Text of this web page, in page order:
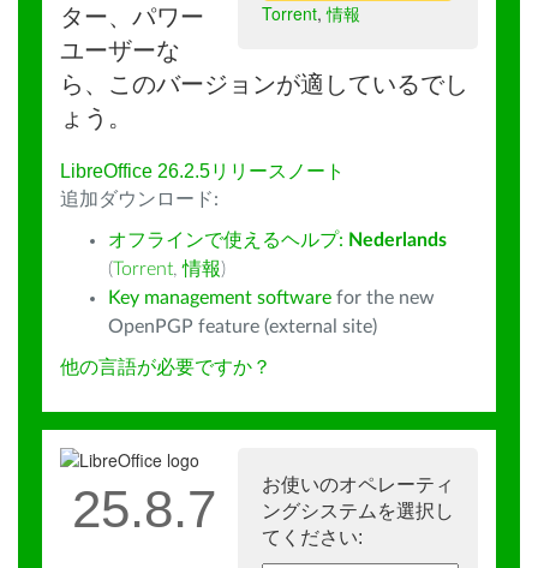
Torrent,情報
ター、パワー
ユーザーな
ら、このバージョンが適しているでし
ょう。
LibreOffice 26.2.5リリースノート
追加ダウンロード:
オフラインで使えるヘルプ: Nederlands
(Torrent,情報)
Key management software for the new
OpenPGP feature (external site)
他の言語が必要ですか？
お使いのオペレーティ
ングシステムを選択し
てください:
25.8.7